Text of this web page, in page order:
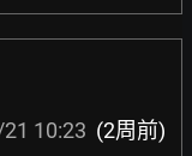
10:23 (2周前)